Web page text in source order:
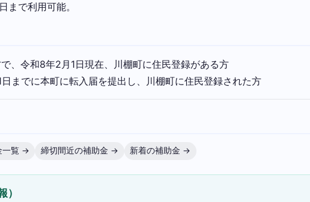
で利用可能。
、令和8年2月1日現在、川棚町に住民登録がある方
までに本町に転入届を提出し、川棚町に住民登録された方
一覧 → 締切間近の補助金 → 新着の補助金 →
）